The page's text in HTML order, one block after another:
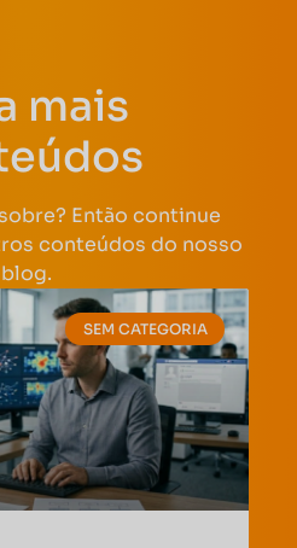
mais
Então continue
conteúdos do nosso
blog.
SEM CATEGORIA